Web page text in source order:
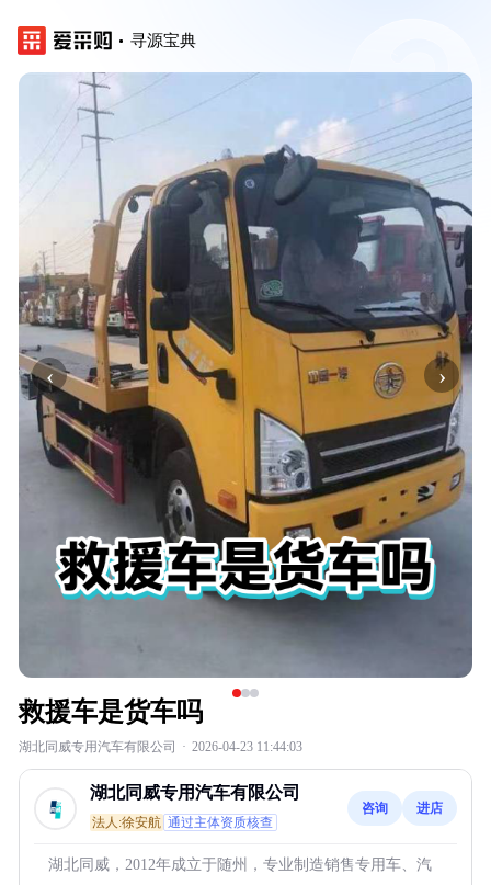
寻源宝典
‹ ›
救援车是货车吗
湖北同威专用汽车有限公司 · 2026-04-23 11:44:03
湖北同威专用汽车有限公司
法人:徐安航 通过主体资质核查
咨询 进店
湖北同威，2012年成立于随州，专业制造销售专用车、汽